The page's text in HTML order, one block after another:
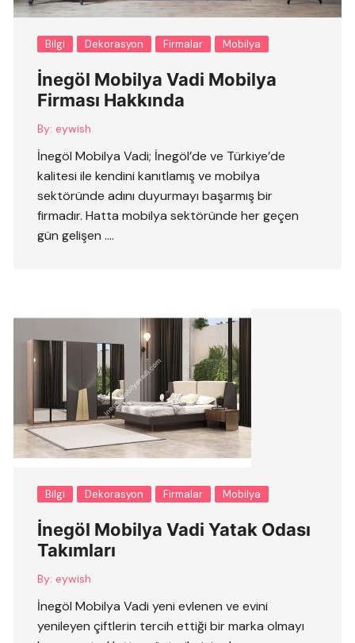
Bilgi Dekorasyon Firmalar Mobilya
İnegöl Mobilya Vadi Mobilya
Firması Hakkında
By: eywish
İnegöl Mobilya Vadi; İnegöl’de ve Türkiye’de
kalitesi ile kendini kanıtlamış ve mobilya
sektöründe adını duyurmayı başarmış bir
firmadır. Hatta mobilya sektöründe her geçen
gün gelişen ….
Bilgi Dekorasyon Firmalar Mobilya
İnegöl Mobilya Vadi Yatak Odası
Takımları
By: eywish
İnegöl Mobilya Vadi yeni evlenen ve evini
yenileyen çiftlerin tercih ettiği bir marka olmayı